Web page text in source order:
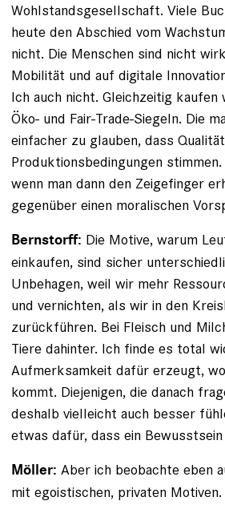
Wohlstandsgesellschaft. Viele
heute den Abschied vom
nicht. Die Menschen sind nicht
Mobilität und auf digitale
Ich auch nicht. Gleichzeitig
Öko- und Fair-Trade-Siegeln. Die
einfacher zu glauben, dass
Produktionsbedingungen
wenn man dann den Zeigefinger
gegenüber einen moralischen
Bernstorff: Die Motive, warum
einkaufen, sind sicher
Unbehagen, weil wir mehr
und vernichten, als wir in den
zurückführen. Bei Fleisch und
Tiere dahinter. Ich finde es total
Aufmerksamkeit dafür erzeugt,
kommt. Diejenigen, die danach
deshalb vielleicht auch besser
etwas dafür, dass ein
Möller: Aber ich beobachte eben
mit egois­tischen, privaten